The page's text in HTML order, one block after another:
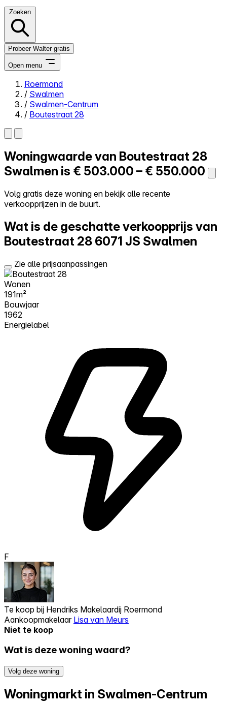
Zoeken
Probeer Walter gratis
Open menu
Close menu
Zelf kopen
Alles-in-één
Reviews
Log in
Roermond
/ Swalmen
/ Swalmen-Centrum
/ Boutestraat 28
Woningwaarde van Boutestraat 28
Swalmen is € 503.000 – € 550.000
Volg gratis deze woning en bekijk alle recente
verkoopprijzen in de buurt.
Wat is de geschatte verkoopprijs van
Boutestraat 28 6071 JS Swalmen
Zie alle prijsaanpassingen
Wonen
191m²
Bouwjaar
1962
Energielabel
F
Te koop bij Hendriks Makelaardij Roermond
Aankoopmakelaar Lisa van Meurs
Niet te koop
Wat is deze woning waard?
Volg deze woning
Woningmarkt in Swalmen-Centrum